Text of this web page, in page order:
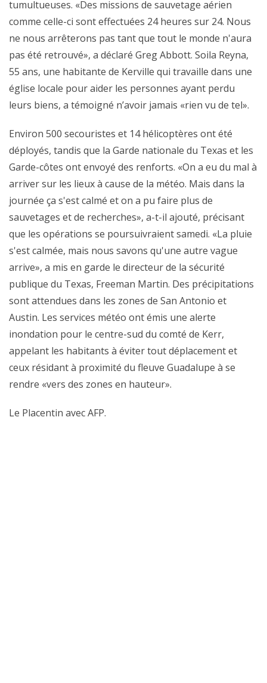
tumultueuses. «Des missions de sauvetage aérien
comme celle-ci sont effectuées 24 heures sur 24. Nous
ne nous arrêterons pas tant que tout le monde n'aura
pas été retrouvé», a déclaré Greg Abbott. Soila Reyna,
55 ans, une habitante de Kerville qui travaille dans une
église locale pour aider les personnes ayant perdu
leurs biens, a témoigné n’avoir jamais «rien vu de tel».
Environ 500 secouristes et 14 hélicoptères ont été
déployés, tandis que la Garde nationale du Texas et les
Garde-côtes ont envoyé des renforts. «On a eu du mal à
arriver sur les lieux à cause de la météo. Mais dans la
journée ça s'est calmé et on a pu faire plus de
sauvetages et de recherches», a-t-il ajouté, précisant
que les opérations se poursuivraient samedi. «La pluie
s'est calmée, mais nous savons qu'une autre vague
arrive», a mis en garde le directeur de la sécurité
publique du Texas, Freeman Martin. Des précipitations
sont attendues dans les zones de San Antonio et
Austin. Les services météo ont émis une alerte
inondation pour le centre-sud du comté de Kerr,
appelant les habitants à éviter tout déplacement et
ceux résidant à proximité du fleuve Guadalupe à se
rendre «vers des zones en hauteur».
Le Placentin avec AFP.